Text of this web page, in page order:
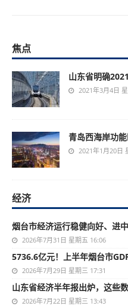
焦点
山东省明确
2021年3月4日
青岛西海岸功
2021年1月20日
经济
烟台市经济运行稳健向好、进
2026年7月31日 星期五 16:06
5736.6亿元！上半年烟台市
2026年7月29日 星期三 17:31
山东省经济半年报出炉，这些
2026年7月22日 星期三 13:43